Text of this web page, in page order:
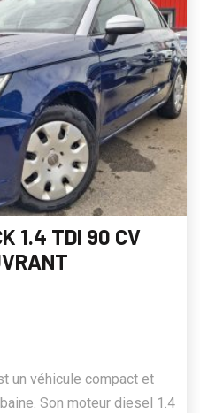
1.4 TDI 90 CV
un véhicule compact et
Son moteur diesel 1.4